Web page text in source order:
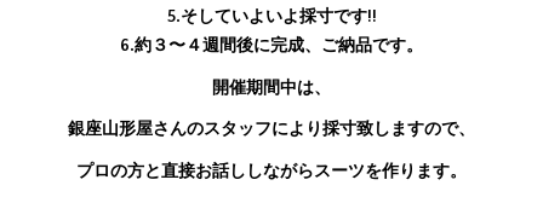
5.そしていよいよ採寸です!!
6.約３〜４週間後に完成、ご納品です。
開催期間中は、
銀座山形屋さんのスタッフにより採寸致しますので、
プロの方と直接お話ししながらスーツを作ります。